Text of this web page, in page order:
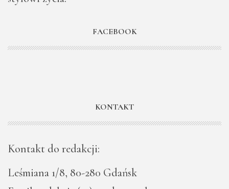
FACEBOOK
KONTAKT
Kontakt do redakcji:
Leśmiana 1/8, 80-280 Gdańsk